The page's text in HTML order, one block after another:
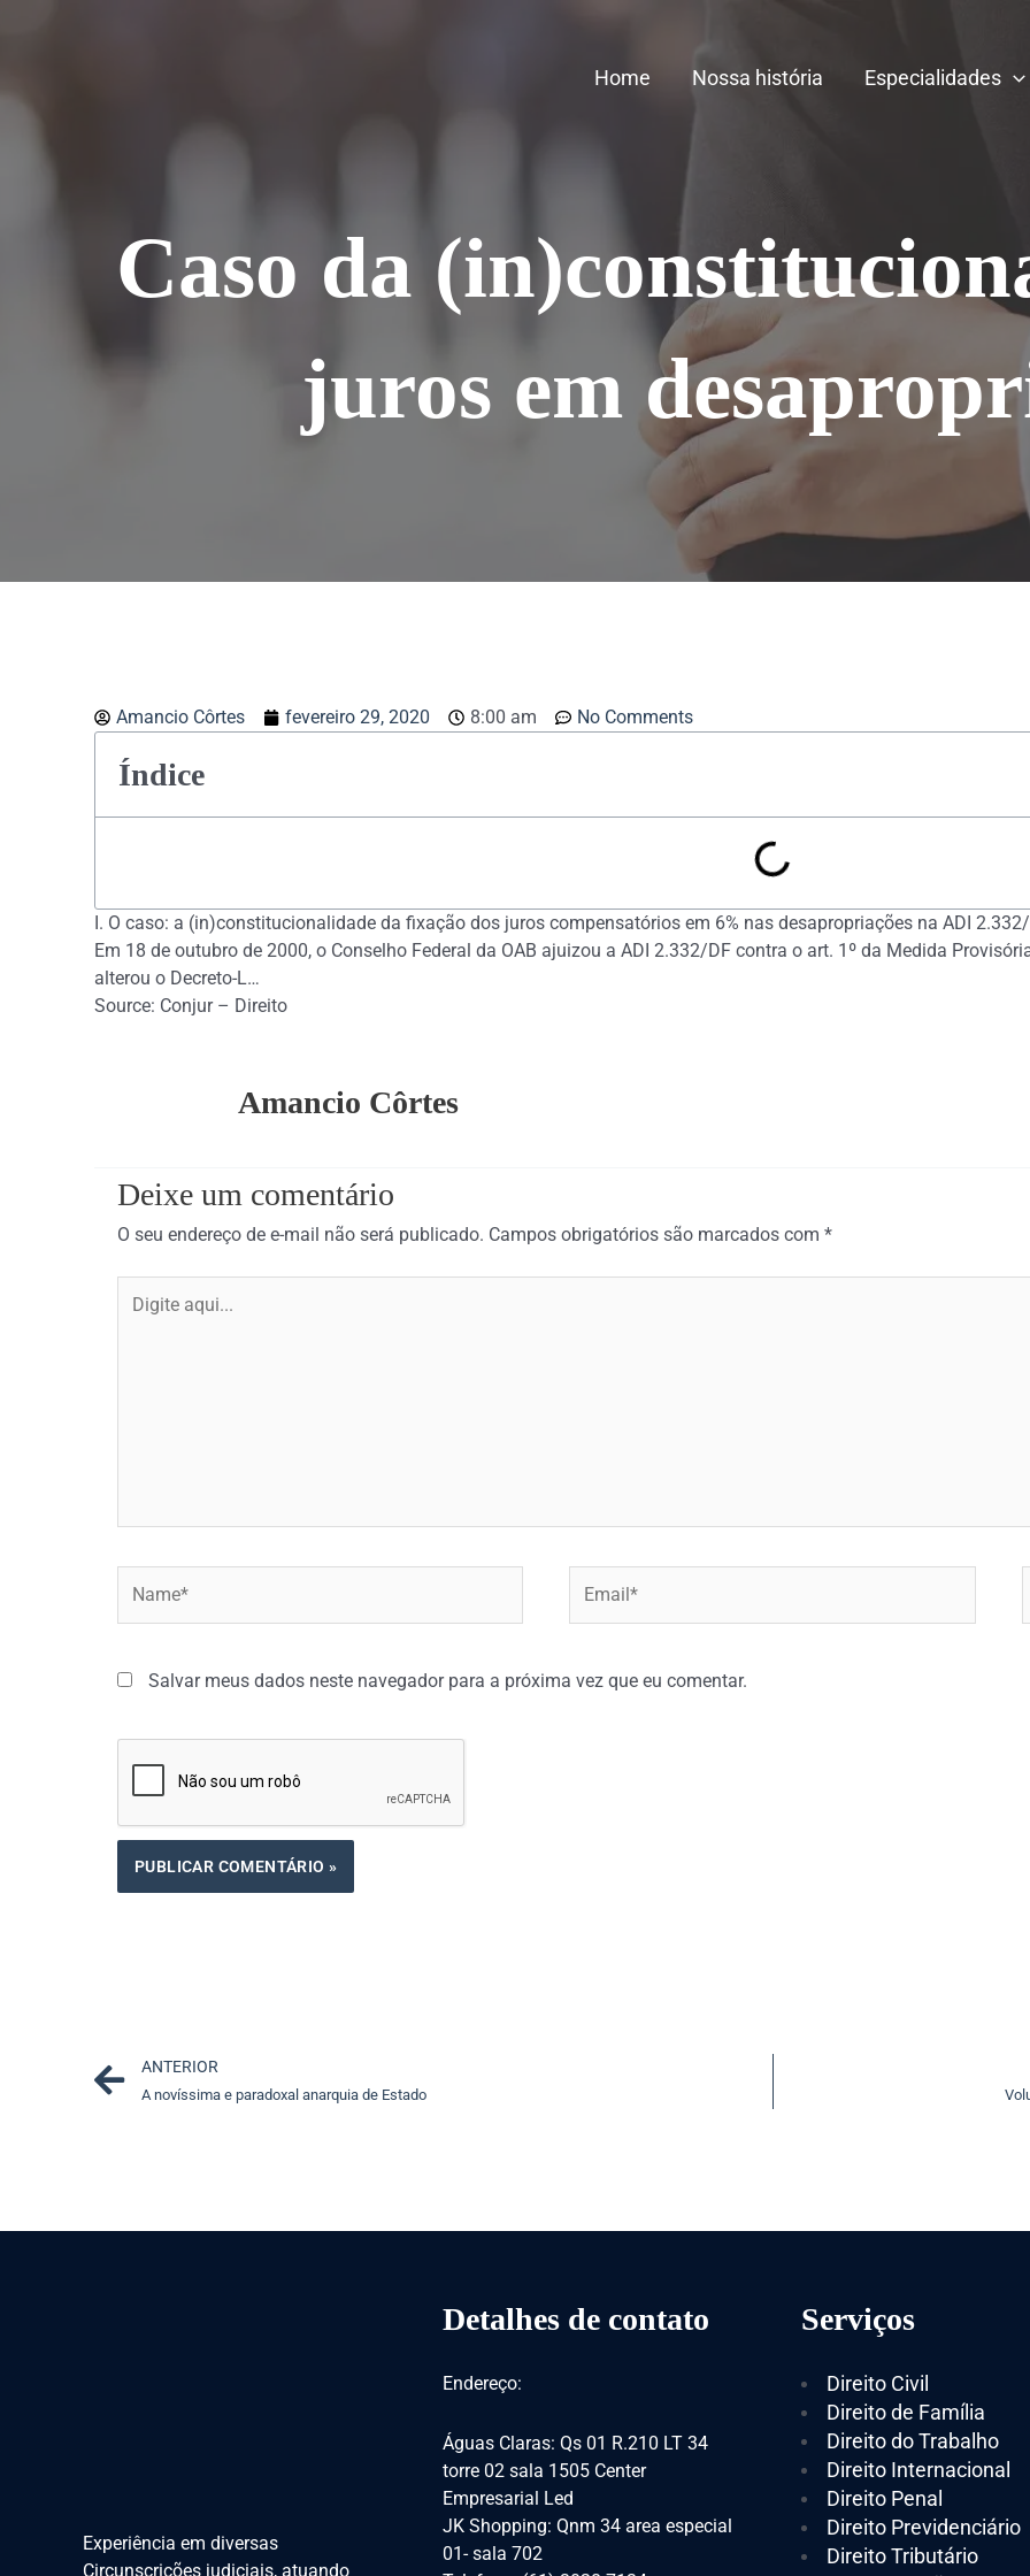
conteúdo
Home Nossa história Especialidades
Caso da
juros em
Amancio Côrtes fevereiro 29, 2020 8:00 am No Comments
Índice
I. O caso: a (in)constitucionalidade da fixação dos juros compensatórios em 6% nas desapropriações na ADI
Em 18 de outubro de 2000, o Conselho Federal da OAB ajuizou a ADI 2.332/DF contra o art. 1º da Medida
alterou o Decreto-L…
Source: Conjur – Direito
Amancio Côrtes
Deixe um comentário
O seu endereço de e-mail não será publicado. Campos obrigatórios são marcados com *
aqui...
Salvar meus dados neste navegador para a próxima vez que eu comentar.
Prev
ANTERIOR
A novíssima e paradoxal anarquia de Estado
Experiência em diversas
Circunscrições judiciais, atuando
Detalhes de contato
Endereço:
Águas Claras: Qs 01 R.210 LT 34
torre 02 sala 1505 Center
Empresarial Led
JK Shopping: Qnm 34 area especial
01- sala 702
Serviços
Direito Civil
Direito de Família
Direito do Trabalho
Direito Internacional
Direito Penal
Direito Previdenciário
Direito Tributário